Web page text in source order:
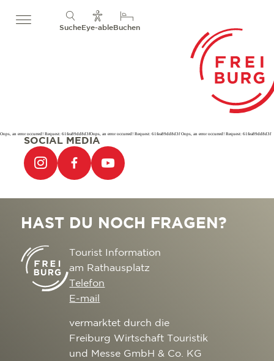
SucheEye-ableBuchen
Oops, an error occurred! Request: 61fea89dd8d3fOops, an error occurred! Request: 61fea89dd8d3f Oops, an error occurred! Request: 61fea89dd8d3f
SOCIAL MEDIA
HAST DU NOCH FRAGEN?
Tourist Information
am Rathausplatz
Telefon
E-mail
vermarktet durch die
Freiburg Wirtschaft Touristik
und Messe GmbH & Co. KG